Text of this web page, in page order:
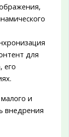
для
его
и
внедрения